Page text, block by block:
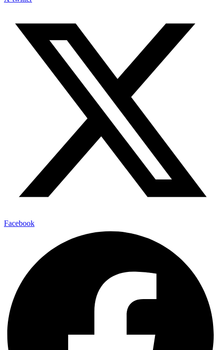
Facebook